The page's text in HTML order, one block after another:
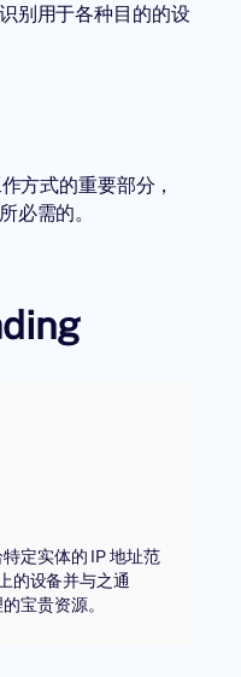
别用于各种目的的设
方式的重要部分，
必需的。
定实体的 IP 地址范
的设备并与之通
宝贵资源。